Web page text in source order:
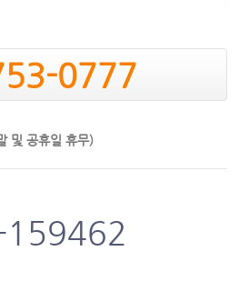
0777
및 공휴일 휴무)